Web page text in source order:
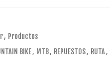
, Productos
BIKE, MTB, REPUESTOS, RUTA,